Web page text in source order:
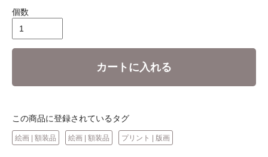
個数
カートに入れる
この商品に登録されているタグ
絵画 | 額装品 絵画 | 額装品 プリント | 版画